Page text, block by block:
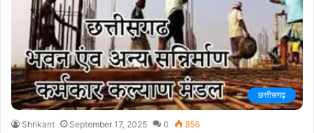
छत्तीसगढ़
Shrikant September 17, 2025 0 856